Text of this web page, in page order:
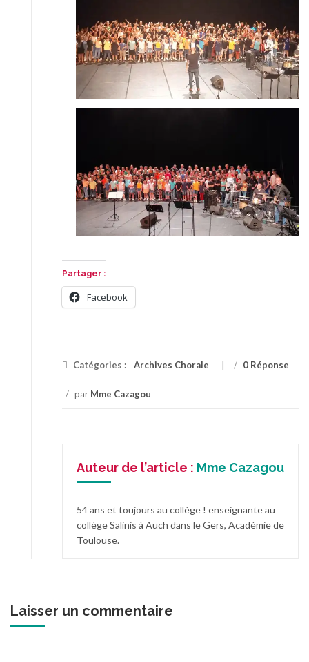
Partager :
Facebook
Catégories : Archives Chorale / 0 Réponse
/ par Mme Cazagou
Auteur de l’article : Mme Cazagou
54 ans et toujours au collège ! enseignante au
collège Salinis à Auch dans le Gers, Académie de
Toulouse.
Laisser un commentaire